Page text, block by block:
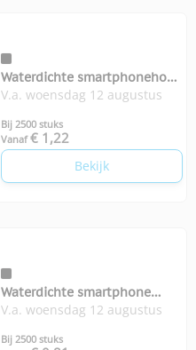
Waterdichte smartphonehoes
Smag
V.a. woensdag 12 augustus
Bij 2500 stuks
Vanaf € 1,22
Bekijk
Waterdichte smartphone
hoes Smag large
V.a. woensdag 12 augustus
Bij 2500 stuks